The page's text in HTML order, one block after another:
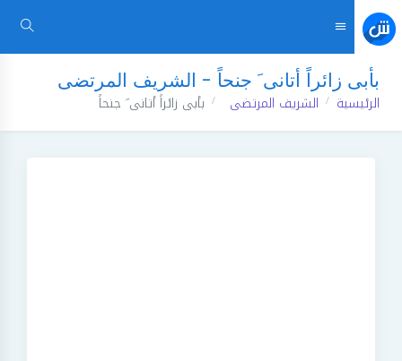
بأبى زائراً أتانى َ جنحاً - الشريف المرتضى
الرئيسية الشريف المرتضى بأبى زائراً أتانى َ جنحاً